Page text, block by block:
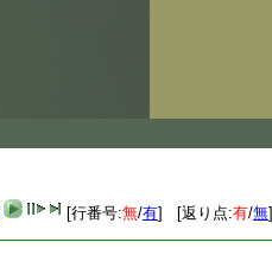
[行番号:無/有] [返り点:有/無]